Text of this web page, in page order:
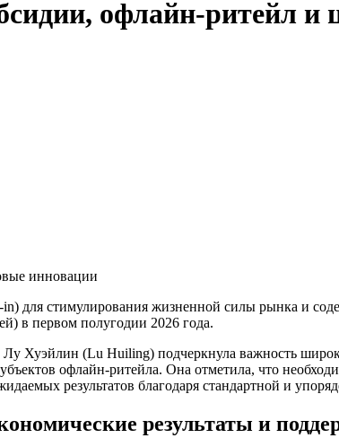
офлайн-ритейл и
инновации
для стимулирования жизненной силы рынка и
в первом полугодии 2026 года.
Хуэйлин (Lu Huiling) подчеркнула важность
офлайн-ритейла. Она отметила, что
результатов благодаря стандартной и
результаты и